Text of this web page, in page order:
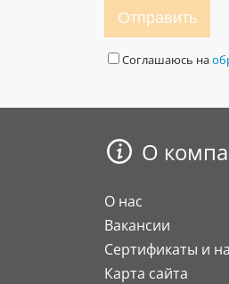
Отправить
Соглашаюсь на
О
О нас
Вакансии
Сертификаты и
Карта сайта